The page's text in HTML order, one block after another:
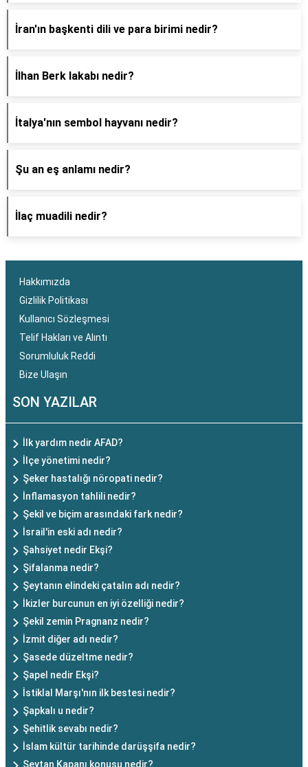
İran'ın başkenti dili ve para birimi nedir?
İlhan Berk lakabı nedir?
İtalya'nın sembol hayvanı nedir?
Şu an eş anlamı nedir?
İlaç muadili nedir?
Hakkımızda
Gizlilik Politikası
Kullanıcı Sözleşmesi
Telif Hakları ve Alıntı
Sorumluluk Reddi
Bize Ulaşın
SON YAZILAR
İlk yardım nedir AFAD?
İlçe yönetimi nedir?
Şeker hastalığı nöropati nedir?
İnflamasyon tahlili nedir?
Şekil ve biçim arasındaki fark nedir?
İsrail'in eski adı nedir?
Şahsiyet nedir Ekşi?
Şifalanma nedir?
Şeytanın elindeki çatalın adı nedir?
İkizler burcunun en iyi özelliği nedir?
Şekil zemin Pragnanz nedir?
İzmit diğer adı nedir?
Şasede düzeltme nedir?
Şapel nedir Ekşi?
İstiklal Marşı'nın ilk bestesi nedir?
Şapkalı u nedir?
Şehitlik sevabı nedir?
İslam kültür tarihinde darüşşifa nedir?
Şeytan Kapanı konusu nedir?